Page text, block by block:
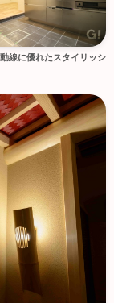
線に優れたスタイリッシ